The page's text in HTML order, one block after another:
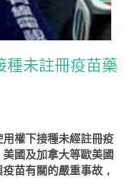
種未註冊疫苗藥
權下接種未經註冊疫
國及加拿大等歐美國
苗有關的嚴重事故，